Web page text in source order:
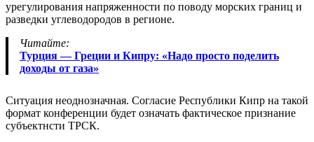
урегулирования напряженности по поводу морских границ и
разведки углеводородов в регионе.
Читайте:
Турция — Греции и Кипру: «Надо просто поделить
доходы от газа»
Ситуация неоднозначная. Согласие Республики Кипр на такой
формат конференции будет означать фактическое признание
субъектнсти ТРСК.